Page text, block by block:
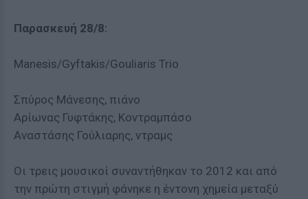
Παρασκευή 28/8:
Manesis/Gyftakis/Gouliaris Trio
Σπύρος Μάνεσης, πιάνο
Αρίωνας Γυφτάκης, Κοντραμπάσο
Αναστάσης Γούλιαρης, ντραμς
Οι τρεις μουσικοί συναντήθηκαν το 2012 και από
την πρώτη στιγμή φάνηκε η έντονη χημεία μεταξύ